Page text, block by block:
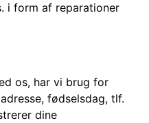
i form af reparationer
os, har vi brug for
fødselsdag, tlf.
dine